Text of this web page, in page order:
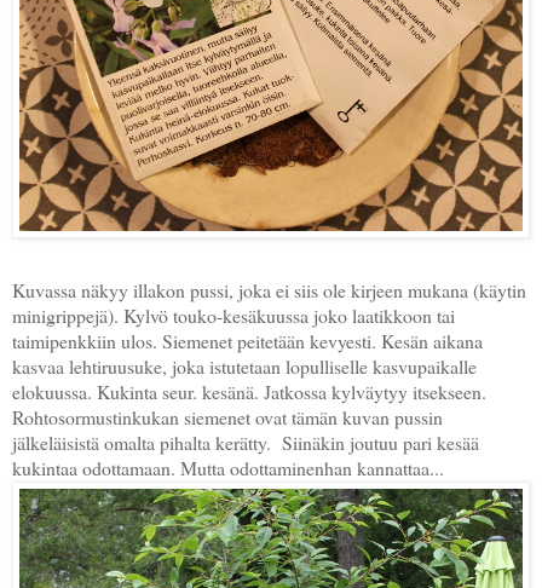
Kuvassa näkyy illakon pussi, joka ei siis ole kirjeen mukana (käytin
minigrippejä). Kylvö touko-kesäkuussa joko laatikkoon tai
taimipenkkiin ulos. Siemenet peitetään kevyesti. Kesän aikana
kasvaa lehtiruusuke, joka istutetaan lopulliselle kasvupaikalle
elokuussa. Kukinta seur. kesänä. Jatkossa kylväytyy itsekseen.
Rohtosormustinkukan siemenet ovat tämän kuvan pussin
jälkeläisistä omalta pihalta kerätty. Siinäkin joutuu pari kesää
kukintaa odottamaan. Mutta odottaminenhan kannattaa...